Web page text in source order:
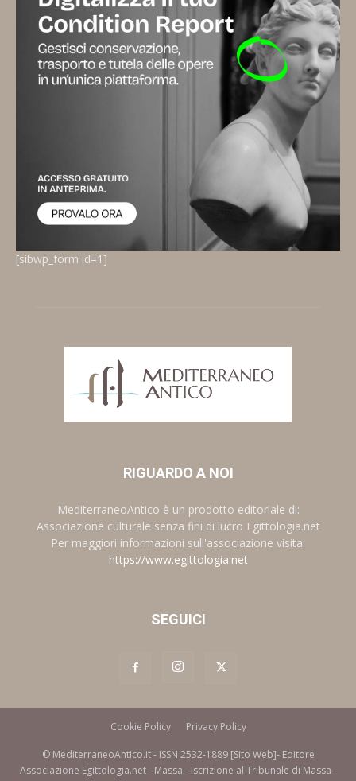
[sibwp_form id=1]
RIGUARDO A NOI
MediterraneoAntico è un prodotto editoriale di:
Associazione culturale senza fini di lucro Egittologia.net
Per maggiori informazioni sull'associazione visita:
https://www.egittologia.net
SEGUICI
Cookie Policy Privacy Policy
© MediterraneoAntico.it - ISSN 2532-1889 [Sito Web]- Editore
Associazione Egittologia.net - Massa - Iscrizione al Tribunale di Massa -